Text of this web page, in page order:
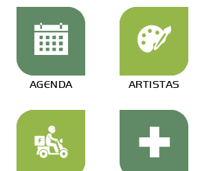
AGENDA ARTISTAS